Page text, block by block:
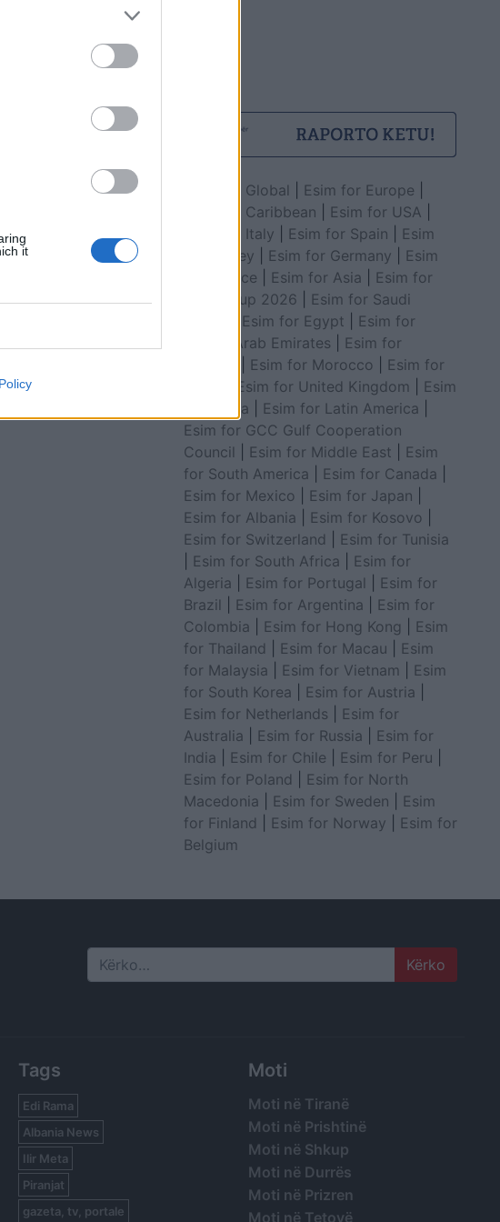
it
Esim for Global Esim for Europe
Esim for Caribbean
Esim for USA
Esim for Italy
Esim for Spain
Esim
for Turkey
Esim for Germany
Esim
for Greece
Esim for Asia
Esim for
World Cup 2026
Esim for Saudi
Esim for Egypt
Esim for
United Arab Emirates
Esim for
Esim for Morocco
Esim for
Esim for United Kingdom
Esim
for Africa
Esim for Latin America
Esim for GCC Gulf Cooperation
Council
Esim for Middle East
Esim
for South America
Esim for Canada
Esim for Mexico
Esim for Japan
Esim for Albania
Esim for Kosovo
Esim for Switzerland
Esim for Tunisia
Esim for South Africa
Esim for
Algeria
Esim for Portugal
Esim for
Brazil
Esim for Argentina
Esim for
Colombia
Esim for Hong Kong
Esim
for Thailand
Esim for Macau
Esim
for Malaysia
Esim for Vietnam
Esim
for South Korea
Esim for Austria
Esim for Netherlands
Esim for
Australia
Esim for Russia
Esim for
India
Esim for Chile Esim for Peru
Esim for Poland
Esim for North
Macedonia
Esim for Sweden
Esim
for Finland
Esim for Norway
Esim for
Belgium
Search
Tags
Edi Rama
Albania News
Ilir Meta
Piranjat
gazeta, tv, portale
Moti
Moti në Tiranë
Moti në Prishtinë
Moti në Shkup
Moti në Durrës
Moti në Prizren
Moti në Tetovë